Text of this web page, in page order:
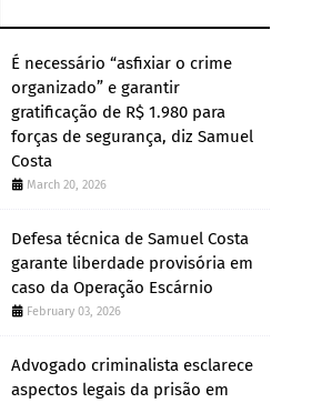
É necessário “asfixiar o crime
organizado” e garantir
gratificação de R$ 1.980 para
forças de segurança, diz Samuel
Costa
March 20, 2026
Defesa técnica de Samuel Costa
garante liberdade provisória em
caso da Operação Escárnio
February 03, 2026
Advogado criminalista esclarece
aspectos legais da prisão em